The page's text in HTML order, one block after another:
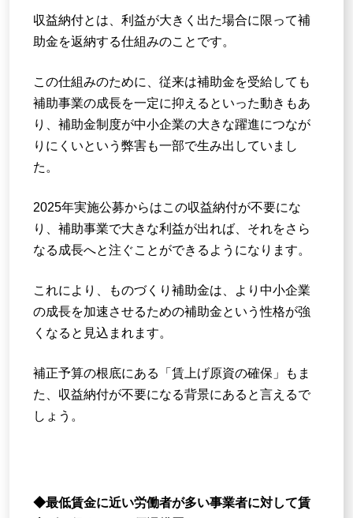
収益納付とは、利益が大きく出た場合に限って補
助金を返納する仕組みのことです。
この仕組みのために、従来は補助金を受給しても
補助事業の成長を一定に抑えるといった動きもあ
り、補助金制度が中小企業の大きな躍進につなが
りにくいという弊害も一部で生み出していまし
た。
2025年実施公募からはこの収益納付が不要にな
り、補助事業で大きな利益が出れば、それをさら
なる成長へと注ぐことができるようになります。
これにより、ものづくり補助金は、より中小企業
の成長を加速させるための補助金という性格が強
くなると見込まれます。
補正予算の根底にある「賃上げ原資の確保」もま
た、収益納付が不要になる背景にあると言えるで
しょう。
◆最低賃金に近い労働者が多い事業者に対して賃